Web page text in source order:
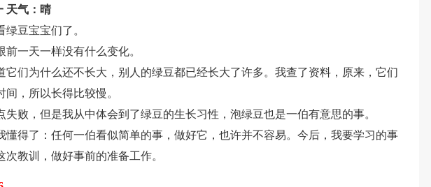
天气：晴
豆宝宝们了。
一天一样没有什么变化。
它们为什么还不长大，别人的绿豆都已经长大了许多。我查了资料，原来，它们
，所以长得比较慢。
失败，但是我从中体会到了绿豆的生长习性，泡绿豆也是一伯有意思的事。
懂得了：任何一伯看似简单的事，做好它，也许并不容易。今后，我要学习的事
教训，做好事前的准备工作。